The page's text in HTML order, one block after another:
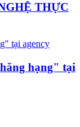
THỰC
hạng" tại